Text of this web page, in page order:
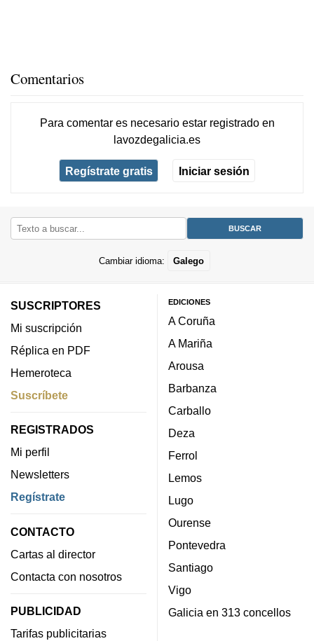
Comentarios
Para comentar es necesario estar registradoen
lavozdegalicia.es
Regístrate gratis Iniciar sesión
Cambiar idioma: Galego
SUSCRIPTORES
Mi suscripción
Réplica en PDF
Hemeroteca
Suscríbete
REGISTRADOS
Mi perfil
Newsletters
Regístrate
CONTACTO
Cartas al director
Contacta con nosotros
PUBLICIDAD
Tarifas publicitarias
EDICIONES
A Coruña
A Mariña
Arousa
Barbanza
Carballo
Deza
Ferrol
Lemos
Lugo
Ourense
Pontevedra
Santiago
Vigo
Galicia en 313 concellos